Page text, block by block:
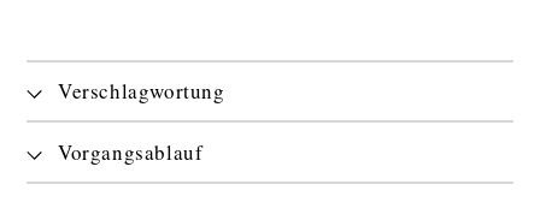
Verschlagwortung
Vorgangsablauf